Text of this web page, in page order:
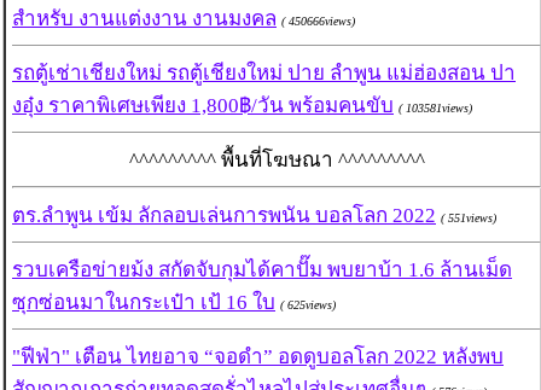
สำหรับ งานแต่งงาน งานมงคล ( 450666views)
รถตู้เช่าเชียงใหม่ รถตู้เชียงใหม่ ปาย ลำพูน แม่ฮ่องสอน ปา
งอุ๋ง ราคาพิเศษเพียง 1,800฿/วัน พร้อมคนขับ ( 103581views)
^^^^^^^^^ พื้นที่โฆษณา ^^^^^^^^^
ตร.ลำพูน เข้ม ลักลอบเล่นการพนัน บอลโลก 2022 ( 551views)
รวบเครือข่ายม้ง สกัดจับกุมได้คาปั๊ม พบยาบ้า 1.6 ล้านเม็ด
ซุกซ่อนมาในกระเป๋า เป้ 16 ใบ ( 625views)
"ฟีฟ่า" เตือน ไทยอาจ “จอดำ” อดดูบอลโลก 2022 หลังพบ